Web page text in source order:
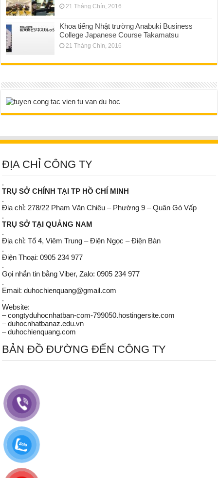
21 Tháng Chín, 2016
Khoa tiếng Nhật trường Anabuki Business
College Japanese Course Takamatsu
21 Tháng Chín, 2016
ĐỊA CHỈ CÔNG TY
.
TRỤ SỞ CHÍNH TẠI TP HỒ CHÍ MINH
.
Địa chỉ: 278/22 Phạm Văn Chiêu – Phường 9 – Quận Gò Vấp
.
TRỤ SỞ TẠI QUẢNG NAM
.
Địa chỉ: Tổ 4, Viêm Trung – Điện Ngọc – Điện Bàn
.
Điện Thoại: 0905 234 977
.
Gọi nhắn tin bằng Viber, Zalo: 0905 234 977
.
Email: duhochienquang@gmail.com
.
Website:
– congtyduhocnhatban-com-799050.hostingersite.com
– duhocnhatbanaz.edu.vn
– duhochienquang.com
BẢN ĐỒ ĐƯỜNG ĐẾN CÔNG TY